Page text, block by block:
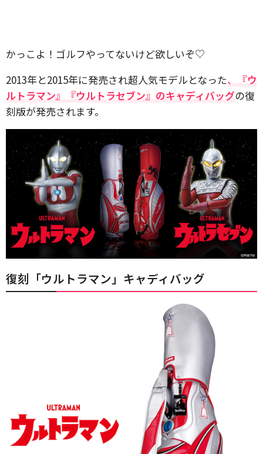
かっこよ！ゴルフやってないけど欲しいぞ♡
2013年と2015年に発売され超人気モデルとなった、
『ウ
ルトラマン』『ウルトラセブン』のキャディバッグの復
刻版が発売されます。
復刻「ウルトラマン」キャディバッグ